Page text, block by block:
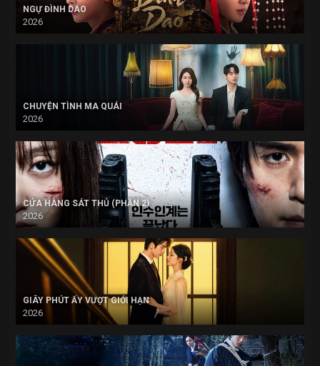
NGỰ ĐÌNH DAO
2026
CHUYỆN TÌNH MA QUÁI
2026
CỬA HÀNG SÁT THỦ (PHẦN 2)
2026
GIÂY PHÚT ẤY VƯỢT GIỚI HẠN
2026